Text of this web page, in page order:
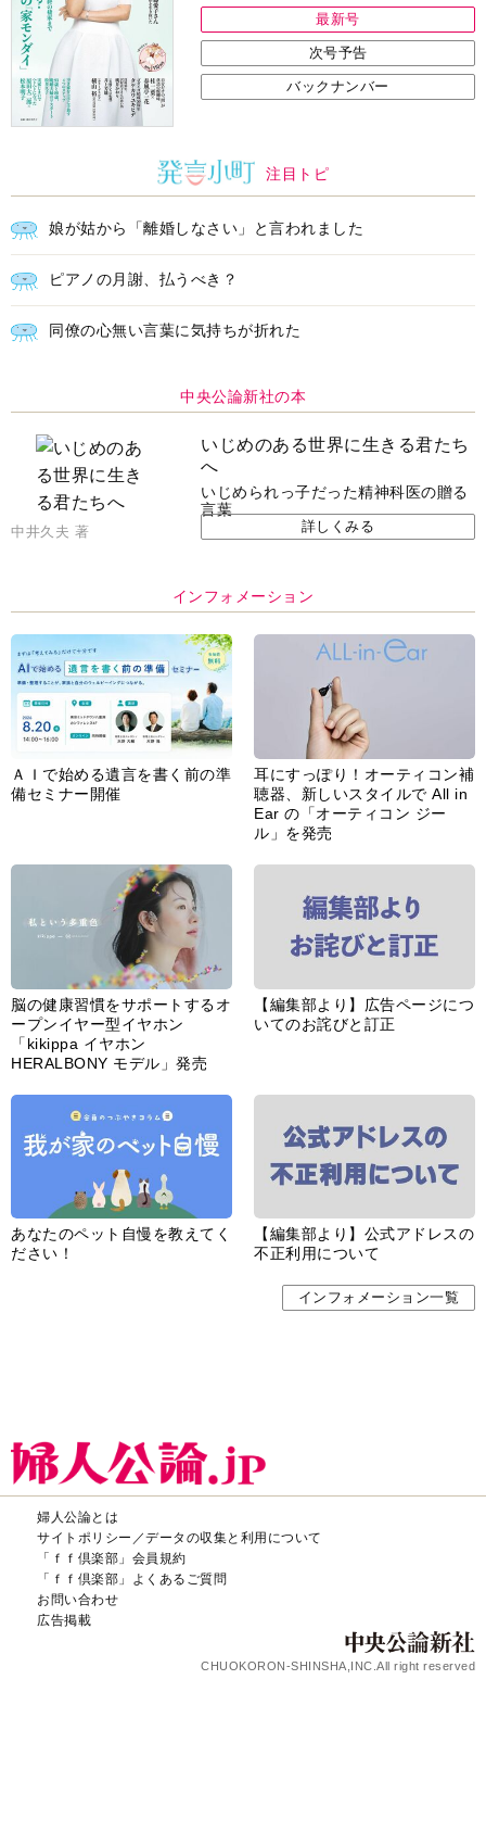
最新号
次号予告
バックナンバー
注目トピ
娘が姑から「離婚しなさい」と言われました
ピアノの月謝、払うべき？
同僚の心無い言葉に気持ちが折れた
中央公論新社の本
いじめのある世界に生きる君たち
へ
いじめられっ子だった精神科医の贈る
言葉
中井久夫 著 詳しくみる
インフォメーション
ＡＩで始める遺言を書く前の準
備セミナー開催
耳にすっぽり！オーティコン補
聴器、新しいスタイルで All in
Ear の「オーティコン ジー
ル」を発売
脳の健康習慣をサポートするオ
ープンイヤー型イヤホン
「kikippa イヤホン
HERALBONY モデル」発売
【編集部より】広告ページにつ
いてのお詫びと訂正
あなたのペット自慢を教えてく
ださい！
【編集部より】公式アドレスの
不正利用について
インフォメーション一覧
婦人公論とは
サイトポリシー／データの収集と利用について
「ｆｆ倶楽部」会員規約
「ｆｆ倶楽部」よくあるご質問
お問い合わせ
広告掲載
CHUOKORON-SHINSHA,INC.All right reserved